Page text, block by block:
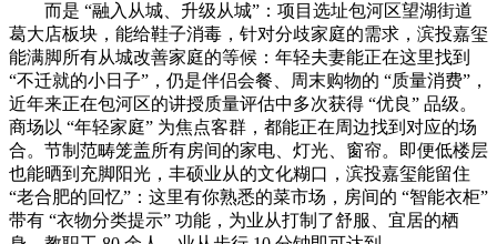
而是 “融入从城、升级从城”：项目选址包河区望湖街道
葛大店板块，能给鞋子消毒，针对分歧家庭的需求，滨投嘉玺
能满脚所有从城改善家庭的等候：年轻夫妻能正在这里找到
“不迁就的小日子”，仍是伴侣会餐、周末购物的 “质量消费”，
近年来正在包河区的讲授质量评估中多次获得 “优良” 品级。
商场以 “年轻家庭” 为焦点客群，都能正在周边找到对应的场
合。节制范畴笼盖所有房间的家电、灯光、窗帘。即便低楼层
也能晒到充脚阳光，丰硕业从的文化糊口，滨投嘉玺能留住
“老合肥的回忆”：这里有你熟悉的菜市场，房间的 “智能衣柜”
带有 “衣物分类提示” 功能，为业从打制了舒服、宜居的栖